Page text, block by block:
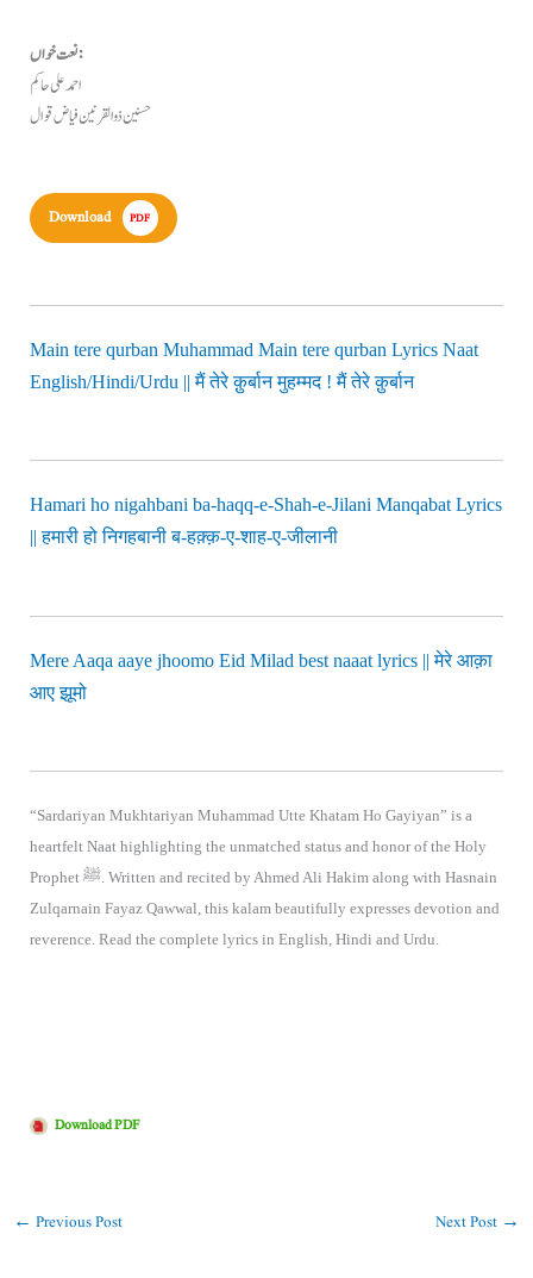
نعت خواں:
احمد علی حاکم
حسنین ذوالقرنین فیاض قوال
Download PDF
Main tere qurban Muhammad Main tere qurban Lyrics Naat
English/Hindi/Urdu || मैं तेरे क़ुर्बान मुहम्मद ! मैं तेरे क़ुर्बान
Hamari ho nigahbani ba-haqq-e-Shah-e-Jilani Manqabat Lyrics
|| हमारी हो निगहबानी ब-हक़्क़-ए-शाह-ए-जीलानी
Mere Aaqa aaye jhoomo Eid Milad best naaat lyrics || मेरे आक़ा
आए झूमो
“Sardariyan Mukhtariyan Muhammad Utte Khatam Ho Gayiyan” is a
heartfelt Naat highlighting the unmatched status and honor of the Holy
Prophet ﷺ. Written and recited by Ahmed Ali Hakim along with Hasnain
Zulqarnain Fayaz Qawwal, this kalam beautifully expresses devotion and
reverence. Read the complete lyrics in English, Hindi and Urdu.
Download PDF
← Previous Post Next Post →